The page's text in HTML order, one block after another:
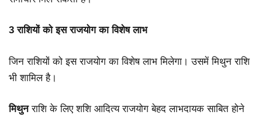
3 राशियों को इस राजयोग का विशेष लाभ
जिन राशियों को इस राजयोग का विशेष लाभ मिलेगा। उसमें मिथुन राशि
भी शामिल है।
मिथुनराशि के लिए शशि आदित्य राजयोग बेहद लाभदायक साबित होने